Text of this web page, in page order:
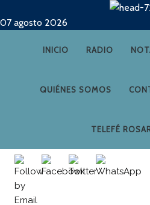
07 agosto 2026
INICIO RADIO
QUIÉNES SOMOS
TELEFÉ